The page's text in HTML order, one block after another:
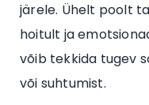
järele. Ühelt poolt
hoitult ja
võib tekkida tugev
või suhtumist.